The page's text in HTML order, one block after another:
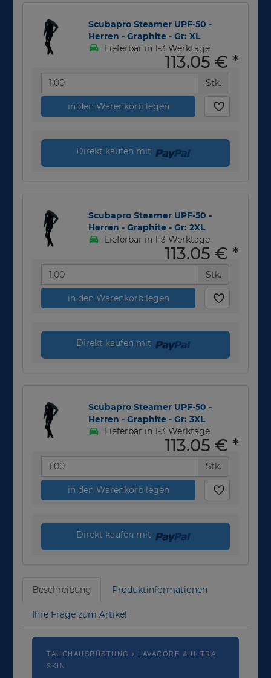
Scubapro Steamer UPF-50 -
Herren - Graphite - Gr: XL
Lieferbar in 1-3 Werktage
113,05 € *
Stk.
in den Warenkorb legen
Direkt kaufen mit
Scubapro Steamer UPF-50 -
Herren - Graphite - Gr: 2XL
Lieferbar in 1-3 Werktage
113,05 € *
Stk.
in den Warenkorb legen
Direkt kaufen mit
Scubapro Steamer UPF-50 -
Herren - Graphite - Gr: 3XL
Lieferbar in 1-3 Werktage
113,05 € *
Stk.
in den Warenkorb legen
Direkt kaufen mit
Beschreibung Produktinformationen
Ihre Frage zum Artikel
TAUCHAUSRÜSTUNG › LAVACORE & ULTRA
SKIN